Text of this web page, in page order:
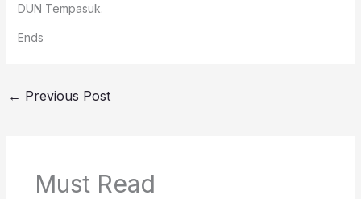
DUN Tempasuk.
Ends
← Previous Post
Must Read